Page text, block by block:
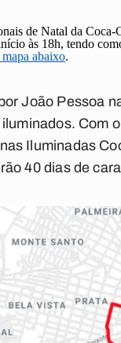
de Natal da
às 18h, tendo
abaixo.
João Pessoa
Com
Iluminadas
40 dias de